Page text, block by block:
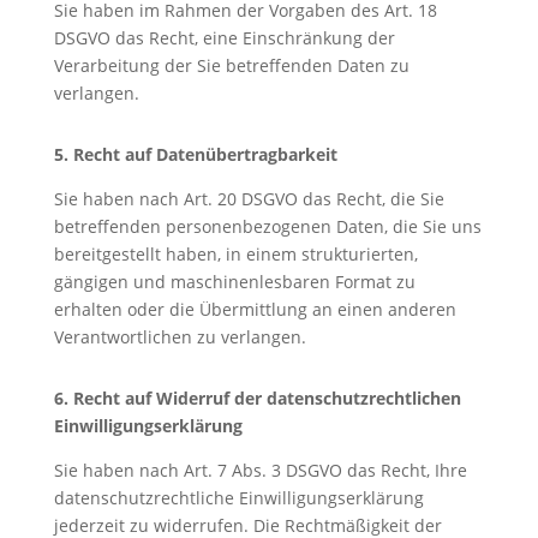
Sie haben im Rahmen der Vorgaben des Art. 18
DSGVO das Recht, eine Einschränkung der
Verarbeitung der Sie betreffenden Daten zu
verlangen.
5. Recht auf Datenübertragbarkeit
Sie haben nach Art. 20 DSGVO das Recht, die Sie
betreffenden personenbezogenen Daten, die Sie uns
bereitgestellt haben, in einem strukturierten,
gängigen und maschinenlesbaren Format zu
erhalten oder die Übermittlung an einen anderen
Verantwortlichen zu verlangen.
6. Recht auf Widerruf der datenschutzrechtlichen
Einwilligungserklärung
Sie haben nach Art. 7 Abs. 3 DSGVO das Recht, Ihre
datenschutzrechtliche Einwilligungserklärung
jederzeit zu widerrufen. Die Rechtmäßigkeit der